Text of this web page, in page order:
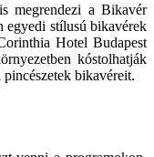
megrendezi a Bikavér
egyedi stílusú bikavérek
Hotel Budapest
kóstolhatják
bikavéreit.